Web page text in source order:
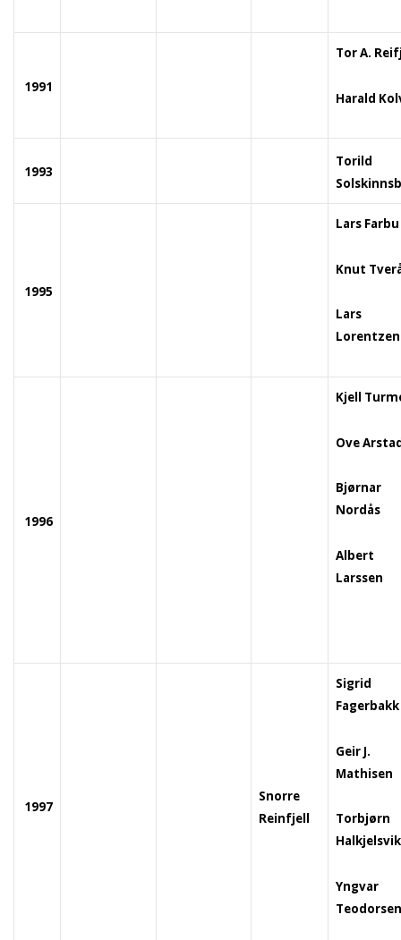
1991
Tor A.
Harald
1993
Torild
1995
Lars Farbu
Knut
Lars
Lorentzen
1996
Kjell
Ove
Bjørnar
Nordås
Albert
Larssen
1997
Snorre
Reinfjell
Sigrid
Fagerbakk
Geir J.
Mathisen
Torbjørn
Halkjelsvik
Yngvar
Teodorsen